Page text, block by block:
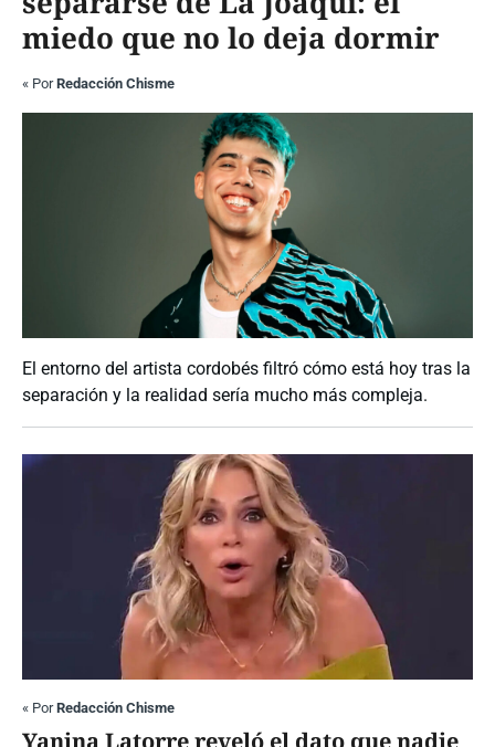
miedo que no lo deja dormir
« PorRedacción Chisme
El entorno del artista cordobés filtró cómo está hoy tras la
separación y la realidad sería mucho más compleja.
« PorRedacción Chisme